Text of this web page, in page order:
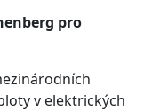
pro
v elektrických